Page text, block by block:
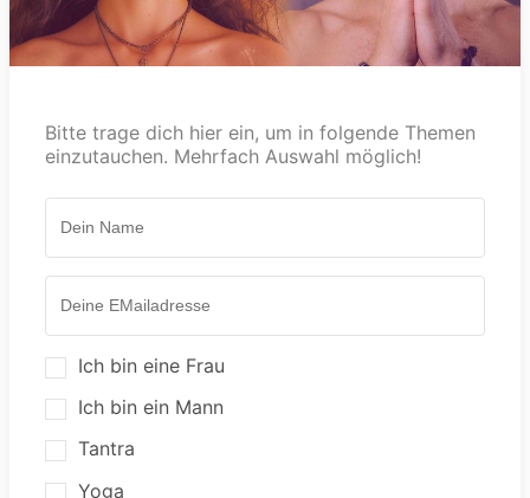
Bitte trage dich hier ein, um in folgende Themen
einzutauchen. Mehrfach Auswahl möglich!
Ich bin eine Frau
Ich bin ein Mann
Tantra
Yoga